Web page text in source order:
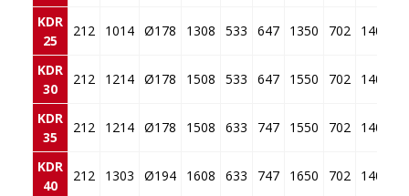
KDR
25
212 1014 Ø178 1308 533 647 1350 702 140
KDR
30
212 1214 Ø178 1508 533 647 1550 702 140
KDR
35
212 1214 Ø178 1508 633 747 1550 702 140
KDR
40
212 1303 Ø194 1608 633 747 1650 702 140